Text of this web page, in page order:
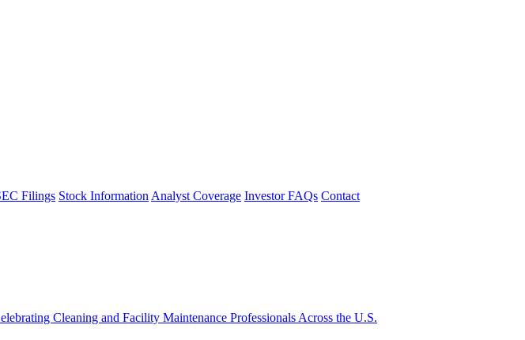
Filings Stock Information Analyst Coverage Investor FAQs Contact
Cleaning and Facility Maintenance Professionals Across the U.S.